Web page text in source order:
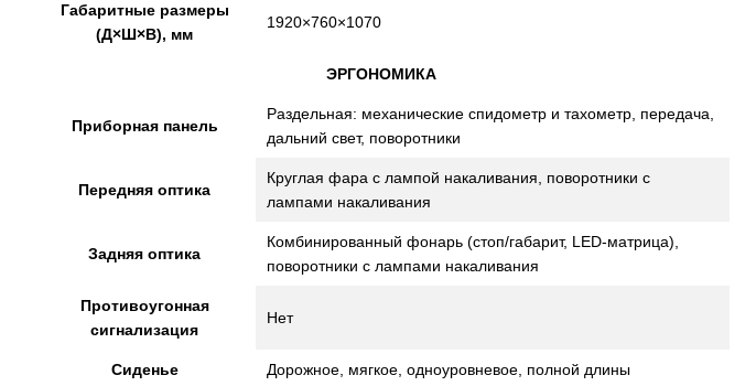
Габаритные размеры
(Д×Ш×В), мм
1920×760×1070
ЭРГОНОМИКА
Приборная панель
Раздельная: механические спидометр и тахометр, передача,
дальний свет, поворотники
Передняя оптика
Круглая фара с лампой накаливания, поворотники с
лампами накаливания
Задняя оптика
Комбинированный фонарь (стоп/габарит, LED-матрица),
поворотники с лампами накаливания
Противоугонная
сигнализация
Нет
Сиденье Дорожное, мягкое, одноуровневое, полной длины